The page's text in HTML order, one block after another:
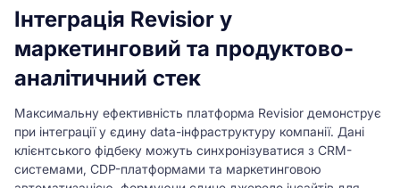
Інтеграція Revisior у
маркетинговий та продуктово-
аналітичний стек
Максимальну ефективність платформа Revisior демонструє
при інтеграції у єдину data-інфраструктуру компанії. Дані
клієнтського фідбеку можуть синхронізуватися з CRM-
системами, CDP-платформами та маркетинговою